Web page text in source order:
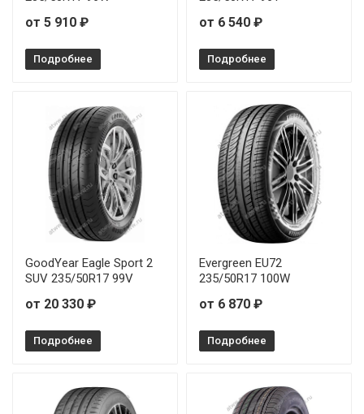
Roadstone N'Fera SU1 255/45R19 104Y
от 5 910 ₽
Подробнее
от 6 540 ₽
Подробнее
GoodYear Eagle Sport 2
SUV 235/50R17 99V
от 20 330 ₽
Подробнее
Evergreen EU72
235/50R17 100W
от 6 870 ₽
Подробнее